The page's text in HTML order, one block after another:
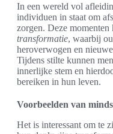
In een wereld vol
individuen in staat om
zorgen. Deze
transformatie, waarbij
heroverwogen en
Tijdens stilte kunnen
innerlijke stem en
bereiken in hun leven.
Voorbeelden van
Het is interessant om te